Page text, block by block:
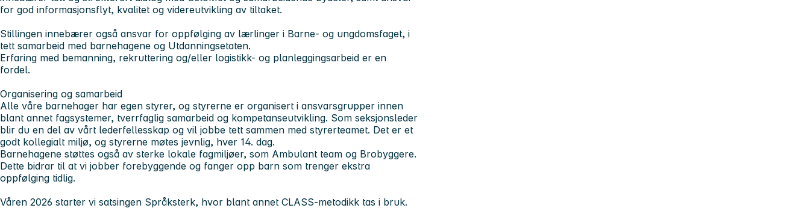
for god informasjonsflyt, kvalitet og videreutvikling av tiltaket.
Stillingen innebærer også ansvar for oppfølging av lærlinger i Barne- og ungdomsfaget, i
tett samarbeid med barnehagene og Utdanningsetaten.
Erfaring med bemanning, rekruttering og/eller logistikk- og planleggingsarbeid er en
fordel.
Organisering og samarbeid
Alle våre barnehager har egen styrer, og styrerne er organisert i ansvarsgrupper innen
blant annet fagsystemer, tverrfaglig samarbeid og kompetanseutvikling. Som seksjonsleder
blir du en del av vårt lederfellesskap og vil jobbe tett sammen med styrerteamet. Det er et
godt kollegialt miljø, og styrerne møtes jevnlig, hver 14. dag.
Barnehagene støttes også av sterke lokale fagmiljøer, som Ambulant team og Brobyggere.
Dette bidrar til at vi jobber forebyggende og fanger opp barn som trenger ekstra
oppfølging tidlig.
Våren 2026 starter vi satsingen Språksterk, hvor blant annet CLASS-metodikk tas i bruk.